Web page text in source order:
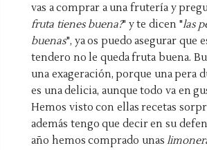
vas a comprar a una frutería y
fruta tienes buena?" y te dicen "las
buenas", ya os puedo asegurar que
tendero no le queda fruta buena.
una exageración, porque una pera
es una delicia, aunque todo va en
Hemos visto con ellas recetas
además tengo que decir en su
año hemos comprado unas